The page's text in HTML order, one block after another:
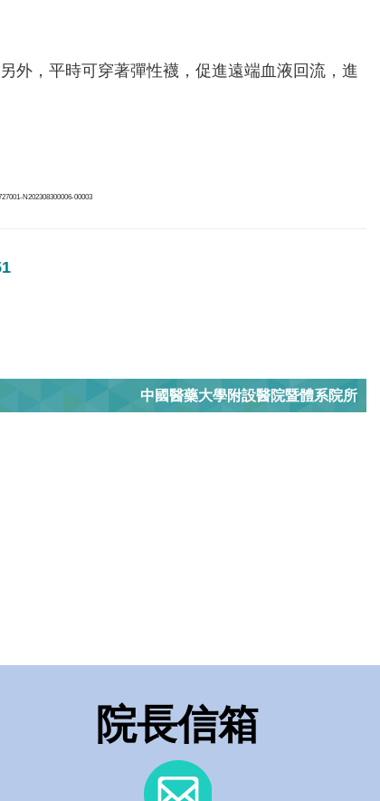
外，平時可穿著彈性襪，促進遠端血液回流，進
N202308300006-00003
中國醫藥大學附設醫院暨體系院所
院長信箱